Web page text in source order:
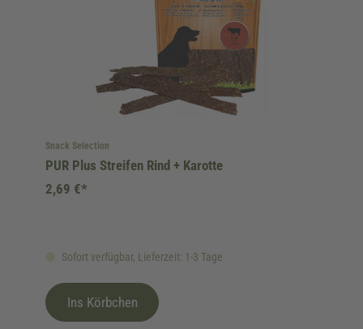
Snack Selection
PUR Plus Streifen Rind + Karotte
Sofort verfügbar, Lieferzeit: 1-3 Tage
2,69 €*
Ins Körbchen